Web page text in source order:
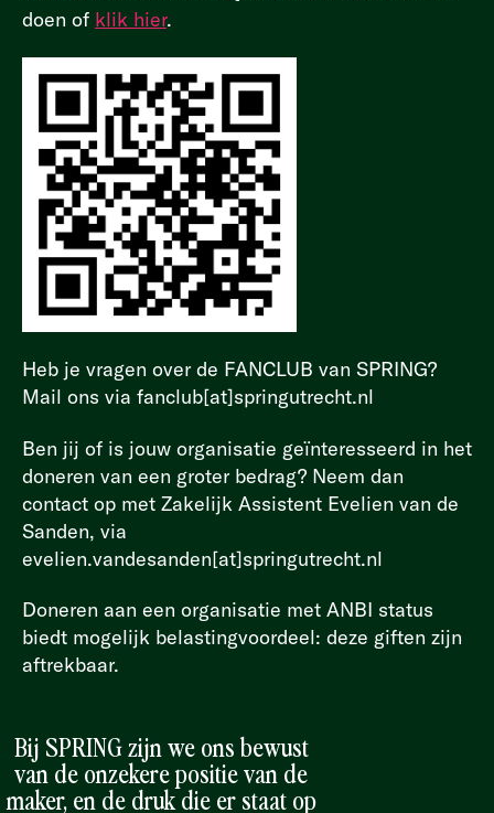
doen of klik hier.
Heb je vragen over de FANCLUB van SPRING?
Mail ons via fanclub[at]springutrecht.nl
Ben jij of is jouw organisatie geïnteresseerd in het
doneren van een groter bedrag? Neem dan
contact op met Zakelijk Assistent Evelien van de
Sanden, via
evelien.vandesanden[at]springutrecht.nl
Doneren aan een organisatie met ANBI status
biedt mogelijk belastingvoordeel: deze giften zijn
aftrekbaar.
Bij SPRING zijn we ons bewust
van de onzekere positie van de
maker, en de druk die er staat op